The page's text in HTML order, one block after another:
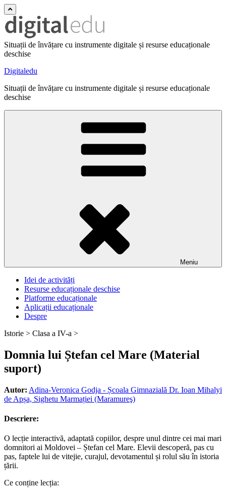
Situații de învățare cu instrumente digitale și resurse educaționale
deschise
Digitaledu
Situații de învățare cu instrumente digitale și resurse educaționale
deschise
Meniu
Idei de activități
Resurse educaționale deschise
Platforme educaționale
Aplicații educaționale
Despre
Istorie > Clasa a IV-a >
Domnia lui Ștefan cel Mare (Material
suport)
Autor: Adina-Veronica Godja - Școala Gimnazială Dr. Ioan Mihalyi
de Apșa, Sighetu Marmației (Maramureş)
Descriere:
O lecție interactivă, adaptată copiilor, despre unul dintre cei mai mari
domnitori ai Moldovei – Ștefan cel Mare. Elevii descoperă, pas cu
pas, faptele lui de vitejie, curajul, devotamentul și rolul său în istoria
țării.
Ce conține lecția: